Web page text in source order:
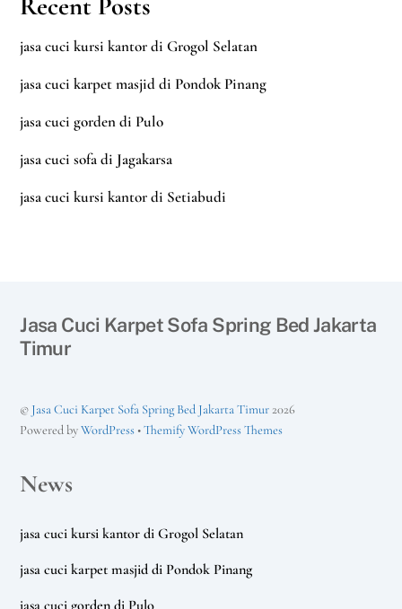
Recent Posts
jasa cuci kursi kantor di Grogol Selatan
jasa cuci karpet masjid di Pondok Pinang
jasa cuci gorden di Pulo
jasa cuci sofa di Jagakarsa
jasa cuci kursi kantor di Setiabudi
Jasa Cuci Karpet Sofa Spring Bed Jakarta
Timur
© Jasa Cuci Karpet Sofa Spring Bed Jakarta Timur2026
Powered byWordPress •Themify WordPress Themes
News
jasa cuci kursi kantor di Grogol Selatan
jasa cuci karpet masjid di Pondok Pinang
jasa cuci gorden di Pulo